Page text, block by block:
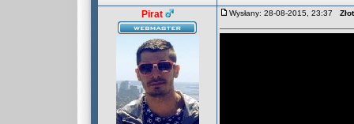
Pirat Wysłany: 28-08-2015, 23:37